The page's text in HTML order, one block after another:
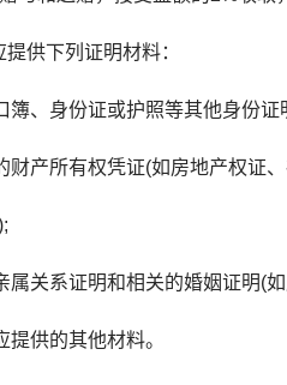
供下列证明材料：
、身份证或护照等其他身份证
产所有权凭证(如房地产权证、
关系证明和相关的婚姻证明(如
供的其他材料。